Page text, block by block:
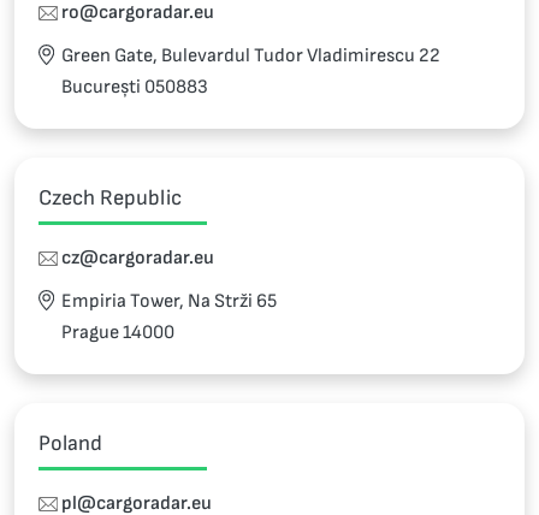
ro@cargoradar.eu
Green Gate, Bulevardul Tudor Vladimirescu 22
București 050883
Czech Republic
cz@cargoradar.eu
Empiria Tower, Na Strži 65
Prague 14000
Poland
pl@cargoradar.eu